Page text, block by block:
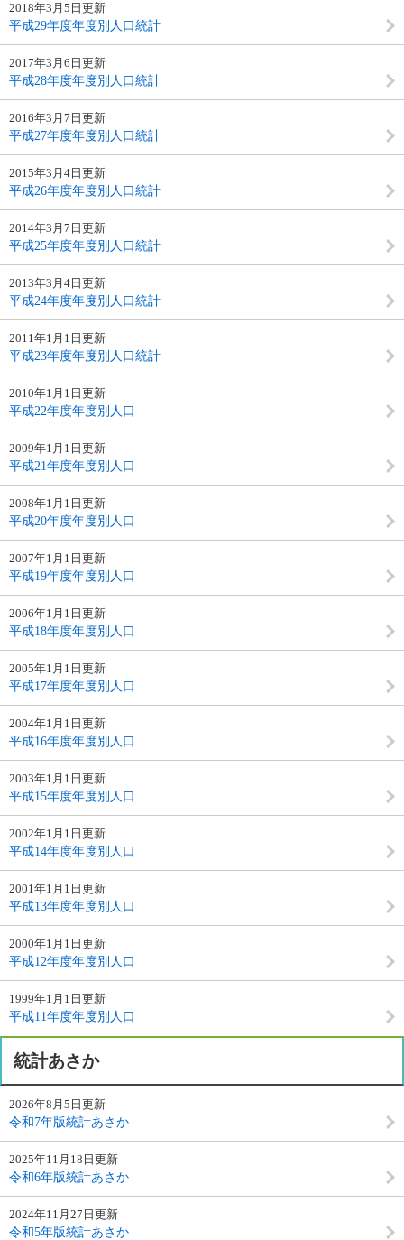
2018年3月5日更新
平成29年度年度別人口統計
2017年3月6日更新
平成28年度年度別人口統計
2016年3月7日更新
平成27年度年度別人口統計
2015年3月4日更新
平成26年度年度別人口統計
2014年3月7日更新
平成25年度年度別人口統計
2013年3月4日更新
平成24年度年度別人口統計
2011年1月1日更新
平成23年度年度別人口統計
2010年1月1日更新
平成22年度年度別人口
2009年1月1日更新
平成21年度年度別人口
2008年1月1日更新
平成20年度年度別人口
2007年1月1日更新
平成19年度年度別人口
2006年1月1日更新
平成18年度年度別人口
2005年1月1日更新
平成17年度年度別人口
2004年1月1日更新
平成16年度年度別人口
2003年1月1日更新
平成15年度年度別人口
2002年1月1日更新
平成14年度年度別人口
2001年1月1日更新
平成13年度年度別人口
2000年1月1日更新
平成12年度年度別人口
1999年1月1日更新
平成11年度年度別人口
統計あさか
2026年8月5日更新
令和7年版統計あさか
2025年11月18日更新
令和6年版統計あさか
2024年11月27日更新
令和5年版統計あさか